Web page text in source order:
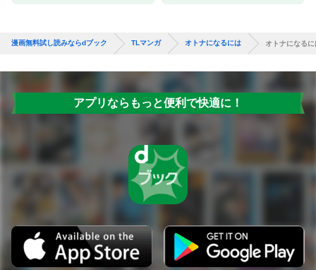
漫画無料試し読みならdブック TLマンガ オトナになるには オトナになるに
アプリならもっと便利で快適に！